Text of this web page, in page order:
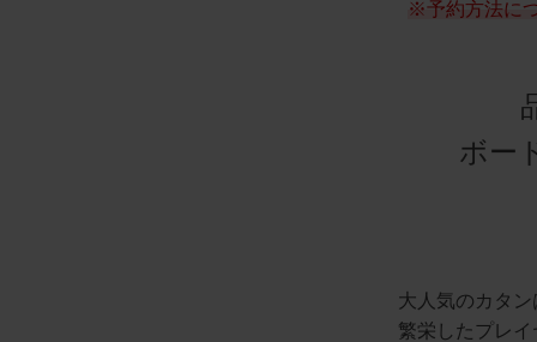
※予約方法に
ボー
大人気のカタ
繁栄したプレ